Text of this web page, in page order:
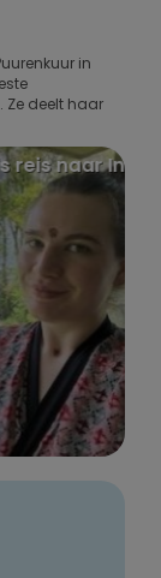
in
Ze deelt haar
naar India